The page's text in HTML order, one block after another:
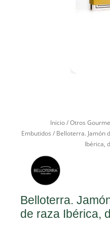
Inicio/Otros
Embutidos / Belloterra. Jamón
Ibérica,
Belloterra.
de raza Ibérica,